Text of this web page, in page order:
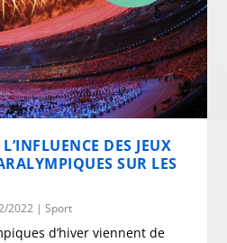
DES JEUX
SUR LES
2022 |Sport
d’hiver viennent de